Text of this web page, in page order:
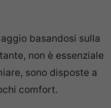
basandosi sulla
non è essenziale
sono disposte a
comfort.